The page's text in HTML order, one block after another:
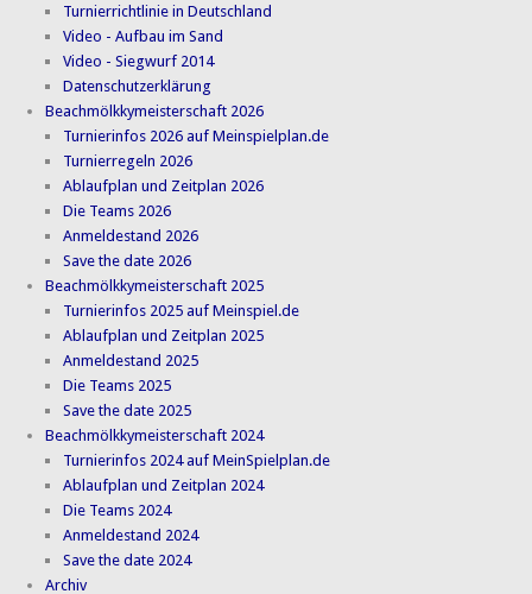
Turnierrichtlinie in Deutschland
Video - Aufbau im Sand
Video - Siegwurf 2014
Datenschutzerklärung
Beachmölkkymeisterschaft 2026
Turnierinfos 2026 auf Meinspielplan.de
Turnierregeln 2026
Ablaufplan und Zeitplan 2026
Die Teams 2026
Anmeldestand 2026
Save the date 2026
Beachmölkkymeisterschaft 2025
Turnierinfos 2025 auf Meinspiel.de
Ablaufplan und Zeitplan 2025
Anmeldestand 2025
Die Teams 2025
Save the date 2025
Beachmölkkymeisterschaft 2024
Turnierinfos 2024 auf MeinSpielplan.de
Ablaufplan und Zeitplan 2024
Die Teams 2024
Anmeldestand 2024
Save the date 2024
Archiv